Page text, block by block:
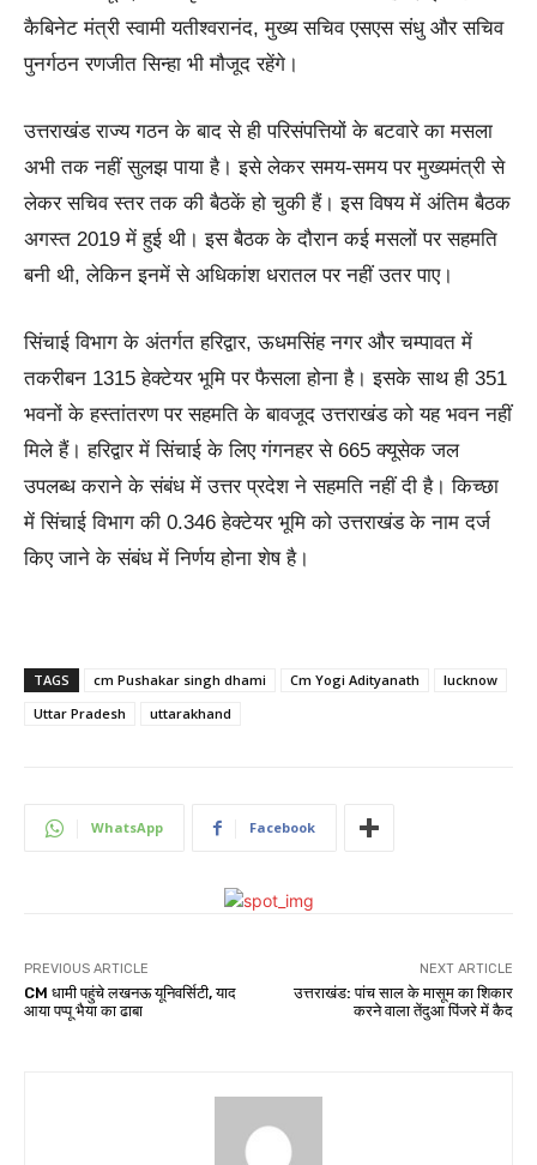
कैबिनेट मंत्री स्वामी यतीश्वरानंद, मुख्य सचिव एसएस संधु और सचिव
पुनर्गठन रणजीत सिन्हा भी मौजूद रहेंगे।
उत्तराखंड राज्य गठन के बाद से ही परिसंपत्तियों के बटवारे का मसला
अभी तक नहीं सुलझ पाया है। इसे लेकर समय-समय पर मुख्यमंत्री से
लेकर सचिव स्तर तक की बैठकें हो चुकी हैं। इस विषय में अंतिम बैठक
अगस्त 2019 में हुई थी। इस बैठक के दौरान कई मसलों पर सहमति
बनी थी, लेकिन इनमें से अधिकांश धरातल पर नहीं उतर पाए।
सिंचाई विभाग के अंतर्गत हरिद्वार, ऊधमसिंह नगर और चम्पावत में
तकरीबन 1315 हेक्टेयर भूमि पर फैसला होना है। इसके साथ ही 351
भवनों के हस्तांतरण पर सहमति के बावजूद उत्तराखंड को यह भवन नहीं
मिले हैं। हरिद्वार में सिंचाई के लिए गंगनहर से 665 क्यूसेक जल
उपलब्ध कराने के संबंध में उत्तर प्रदेश ने सहमति नहीं दी है। किच्छा
में सिंचाई विभाग की 0.346 हेक्टेयर भूमि को उत्तराखंड के नाम दर्ज
किए जाने के संबंध में निर्णय होना शेष है।
TAGS cm Pushakar singh dhami Cm Yogi Adityanath
lucknow
Uttar Pradesh
uttarakhand
WhatsApp Facebook
PREVIOUS ARTICLE
CM धामी पहुंचे लखनऊ यून‍िवर्स‍िटी, याद
आया पप्पू भैया का ढाबा
NEXT ARTICLE
उत्तराखंड: पांच साल के मासूम का शिकार
करने वाला तेंदुआ पिंजरे में कैद